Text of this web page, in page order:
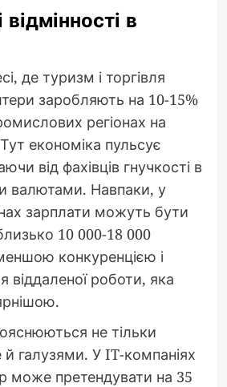
відмінності в
де туризм і торгівля
заробляють на 10-15%
регіонах на
економіка пульсує
від фахівців гнучкості в
валютами. Навпаки, у
зарплати можуть бути
10 000-18 000
конкуренцією і
роботи, яка
не тільки
й галузями. У IT-компаніях
може претендувати на 35